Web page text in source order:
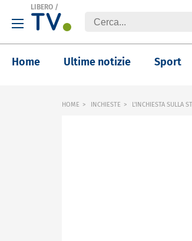
LIBERO /
Home Ultime notizie Sport
HOME INCHIESTE L'INCHIESTA SULLA